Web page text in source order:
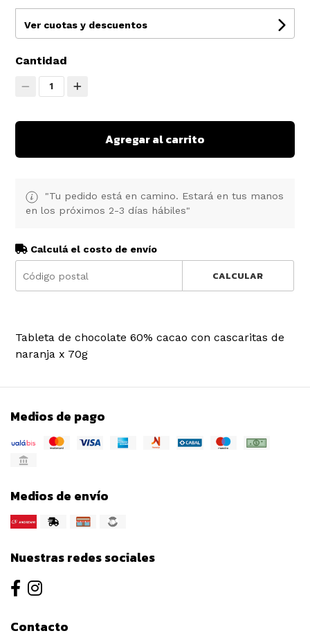
Ver cuotas y descuentos
Cantidad
1
Agregar al carrito
"Tu pedido está en camino. Estará en tus manos
en los próximos 2-3 días hábiles"
Calculá el costo de envío
CALCULAR
Tableta de chocolate 60% cacao con cascaritas de
naranja x 70g
Medios de pago
Medios de envío
Nuestras redes sociales
Contacto